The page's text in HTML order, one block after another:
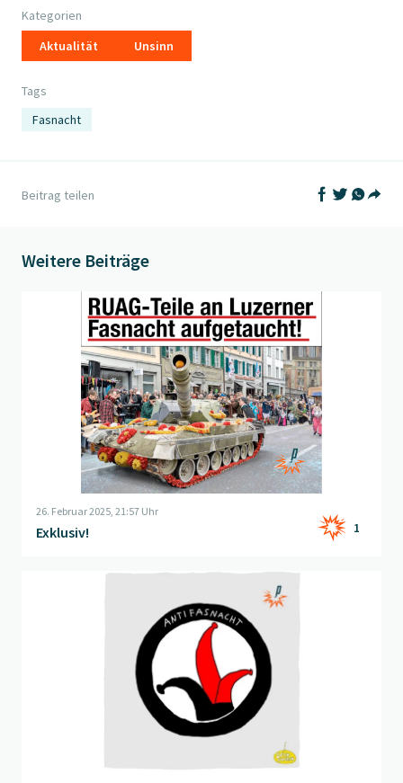
Kategorien
Aktualität
Unsinn
Tags
Fasnacht
Beitrag teilen Auf Facebook
AufAuf
Weitere Beiträge
Exklusiv!" öffnen
26. Februar 2025, 21:57 Uhr
Exklusiv! 1